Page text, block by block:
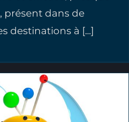
présent dans de
destinations à [...]